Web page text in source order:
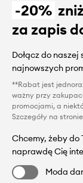
-20%
za zapis
Dołącz do
najnowszych
**Rabat jest
ważny przy
promocjami, a
Szczegóły na
Chcemy, żeby do
naprawdę Cię
Moda